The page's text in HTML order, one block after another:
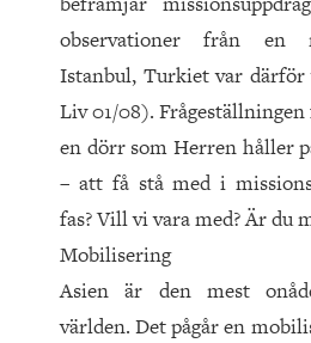
observationer från en
Istanbul, Turkiet var
Liv 01/08).
en dörr som Herren håller
– att få stå med i
fas? Vill vi vara med? Är du
Mobilisering
Asien är den mest
världen. Det pågår en